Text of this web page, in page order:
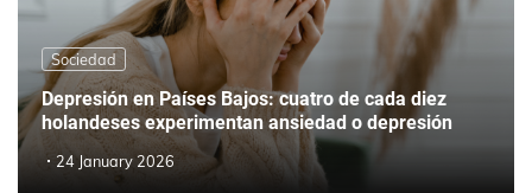
Sociedad
Depresión en Países Bajos: cuatro de cada diez
holandeses experimentan ansiedad o depresión
24 January 2026